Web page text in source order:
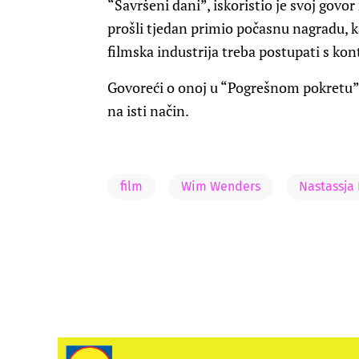
“Savršeni dani”, iskoristio je svoj
prošli tjedan primio počasnu nagradu,
filmska industrija treba postupati s
Govoreći o onoj u “Pogrešnom
na isti način.
film Wim Wenders Nastassja